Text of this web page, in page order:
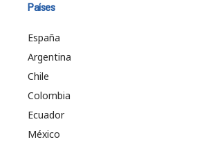
Países
España
Argentina
Chile
Colombia
Ecuador
México